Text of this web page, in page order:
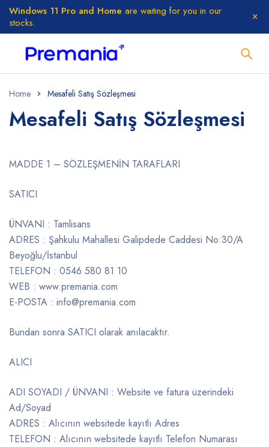
Windows 11 Pro and Home are waiting for you in our
stocks.
Home Mesafeli Satış Sözleşmesi
Mesafeli Satış Sözleşmesi
MADDE 1 – SÖZLEŞMENİN TARAFLARI
SATICI
ÜNVANI : Tamlisans
ADRES : Şahkulu Mahallesi Galipdede Caddesi No:30/A
Beyoğlu/İstanbul
TELEFON : 0546 580 81 10
WEB : www.premania.com
E-POSTA : info@premania.com
Bundan sonra SATICI olarak anılacaktır.
ALICI
ADI SOYADI / ÜNVANI : Website ve fatura üzerindeki
Ad/Soyad
ADRES : Alıcının websitede kayıtlı Adres
TELEFON : Alıcının websitede kayıtlı Telefon Numarası